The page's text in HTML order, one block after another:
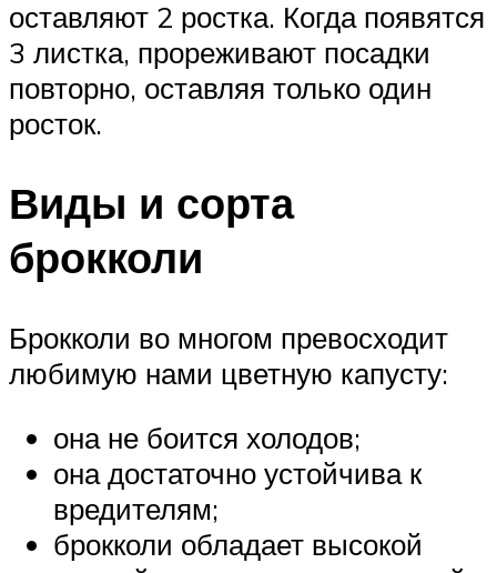
оставляют 2 ростка. Когда появятся
3 листка, прореживают посадки
повторно, оставляя только один
росток.
Виды и сорта
брокколи
Брокколи во многом превосходит
любимую нами цветную капусту:
она не боится холодов;
она достаточно устойчива к
вредителям;
брокколи обладает высокой